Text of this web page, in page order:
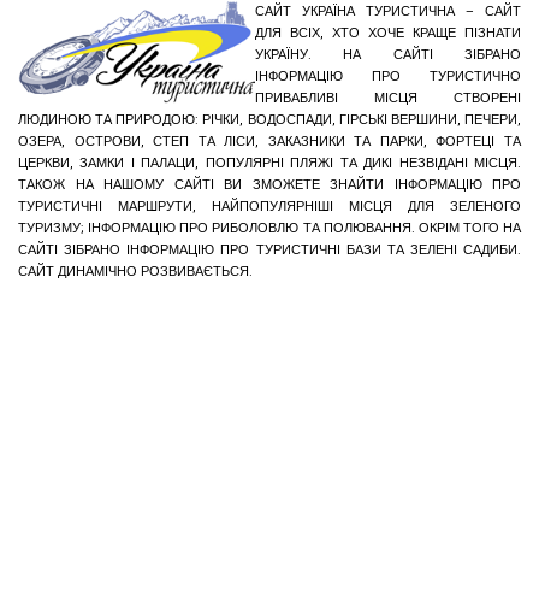
САЙТ УКРАЇНА ТУРИСТИЧНА – САЙТ
ДЛЯ ВСІХ, ХТО ХОЧЕ КРАЩЕ ПІЗНАТИ
УКРАЇНУ. НА САЙТІ ЗІБРАНО
ІНФОРМАЦІЮ ПРО ТУРИСТИЧНО
ПРИВАБЛИВІ МІСЦЯ СТВОРЕНІ
ЛЮДИНОЮ ТА ПРИРОДОЮ: РІЧКИ, ВОДОСПАДИ, ГІРСЬКІ ВЕРШИНИ, ПЕЧЕРИ,
ОЗЕРА, ОСТРОВИ, СТЕП ТА ЛІСИ, ЗАКАЗНИКИ ТА ПАРКИ, ФОРТЕЦІ ТА
ЦЕРКВИ, ЗАМКИ І ПАЛАЦИ, ПОПУЛЯРНІ ПЛЯЖІ ТА ДИКІ НЕЗВІДАНІ МІСЦЯ.
ТАКОЖ НА НАШОМУ САЙТІ ВИ ЗМОЖЕТЕ ЗНАЙТИ ІНФОРМАЦІЮ ПРО
ТУРИСТИЧНІ МАРШРУТИ, НАЙПОПУЛЯРНІШІ МІСЦЯ ДЛЯ ЗЕЛЕНОГО
ТУРИЗМУ; ІНФОРМАЦІЮ ПРО РИБОЛОВЛЮ ТА ПОЛЮВАННЯ. ОКРІМ ТОГО НА
САЙТІ ЗІБРАНО ІНФОРМАЦІЮ ПРО ТУРИСТИЧНІ БАЗИ ТА ЗЕЛЕНІ САДИБИ.
САЙТ ДИНАМІЧНО РОЗВИВАЄТЬСЯ.